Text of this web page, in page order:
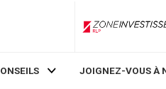
JOIGNEZ-VOUS À